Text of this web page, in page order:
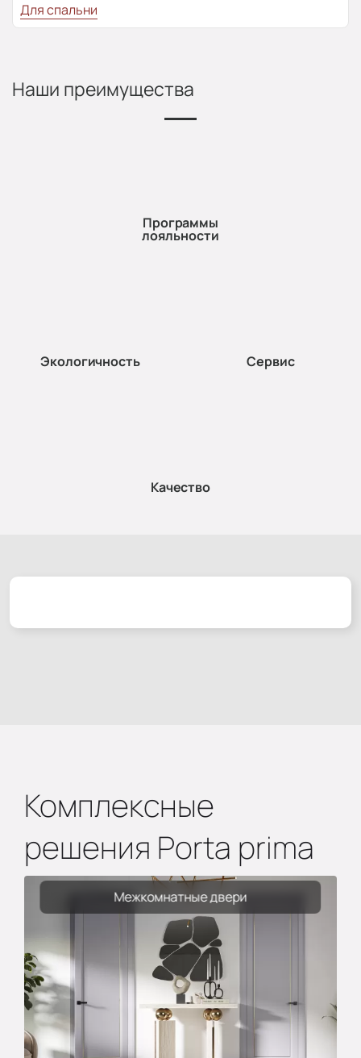
Для спальни
Наши преимущества
Программы
лояльности
Экологичность Сервис
Качество
Комплексные
решения Porta prima
Межкомнатные двери